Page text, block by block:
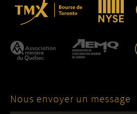
Nous envoyer un message